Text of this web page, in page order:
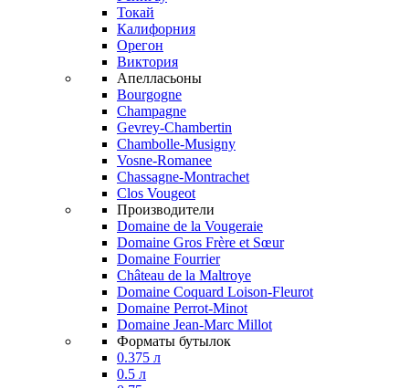
Токай
Калифорния
Орегон
Виктория
Апелласьоны
Bourgogne
Champagne
Gevrey-Chambertin
Chambolle-Musigny
Vosne-Romanee
Chassagne-Montrachet
Clos Vougeot
Производители
Domaine de la Vougeraie
Domaine Gros Frère et Sœur
Domaine Fourrier
Château de la Maltroye
Domaine Coquard Loison-Fleurot
Domaine Perrot-Minot
Domaine Jean-Marc Millot
Форматы бутылок
0.375 л
0.5 л